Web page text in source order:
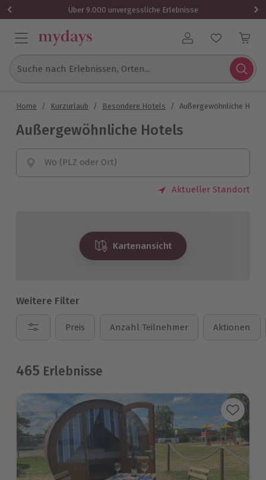
Über 9.000 unvergessliche Erlebnisse
Benutzerkonto
Suche nach Erlebnissen, Orten...
Home / Kurzurlaub / Besondere Hotels / Außergewöhnliche
Außergewöhnliche Hotels
Wo (PLZ oder Ort)
Aktueller Standort
Kartenansicht
Weitere Filter
Preis Anzahl Teilnehmer Aktionen
465 Erlebnisse